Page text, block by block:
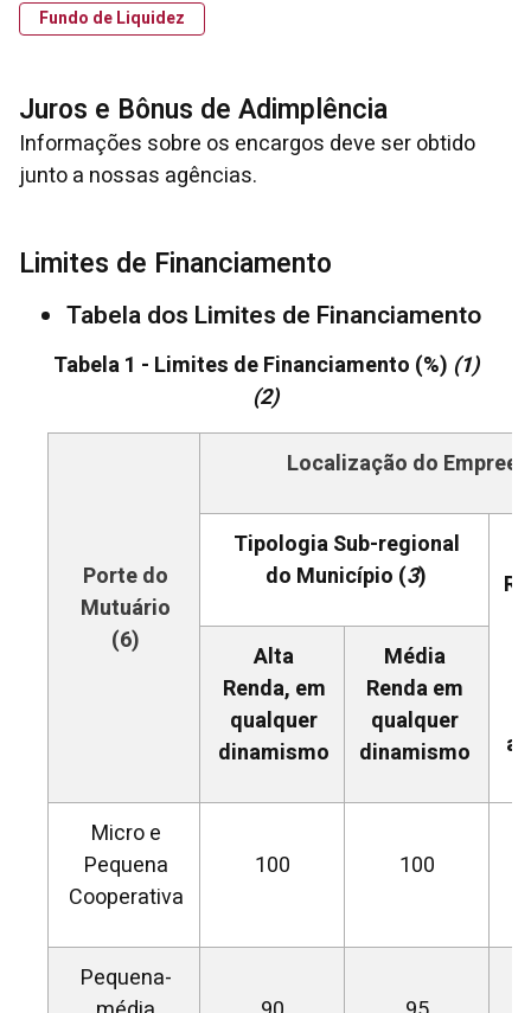
Fundo de Liquidez
Juros e Bônus de Adimplência
Informações sobre os encargos deve ser obtido
junto a nossas agências.
Limites de Financiamento
Tabela dos Limites de Financiamento
Tabela 1 - Limites de Financiamento (%) (1)
(2)
Porte do
Mutuário
(6)
Localização do
Tipologia Sub-regional
do Município (3)
Alta
Renda, em
qualquer
dinamismo
Média
Renda em
qualquer
dinamismo
Micro e
Pequena
Cooperativa
100 100
Pequena-